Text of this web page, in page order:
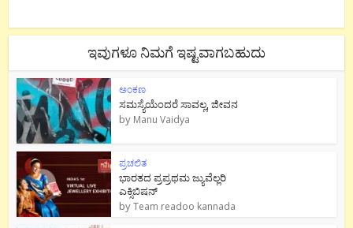
ಇವುಗಳೂ ನಿಮಗೆ ಇಷ್ಟವಾಗಬಹುದು
ಅಂಕಣ
ಸಮಸ್ಯೆಯೆಂದರೆ ಸಾವಲ್ಲ, ಜೀವನ
by Manu Vaidya
ಪ್ರಚಲಿತ
ಭಾರತದ ಪ್ರಪ್ರಥಮ ಜ್ಯುವೆಲ್ಲರಿ
ಎಕ್ಸಿಬಿಷನ್
byTeam readoo kannada